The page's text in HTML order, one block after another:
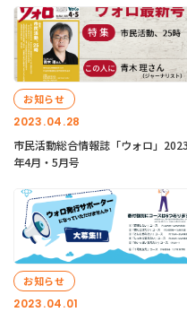
2023.04.28
お知らせ
市民活動総合情報誌「ウォロ」2023
年4月・5月号
2023.04.01
お知らせ